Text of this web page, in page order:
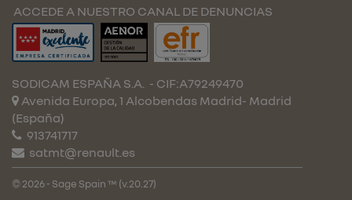
ACCEDE A NUESTRO CANAL DE DENUNCIAS
SODICAM ESPAÑA S.A. - CIF:A79249470
Avenida Europa, 1 Alcobendas Madrid- Madrid
(España)
913741717
satmt@renault.es
© 2026 - Sage Spain ™ (v.20.27)